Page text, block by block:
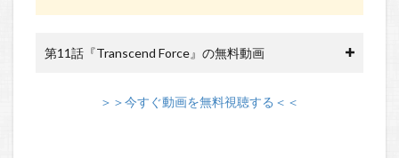
第11話『Transcend Force』の無料動画
＞＞今すぐ動画を無料視聴する＜＜